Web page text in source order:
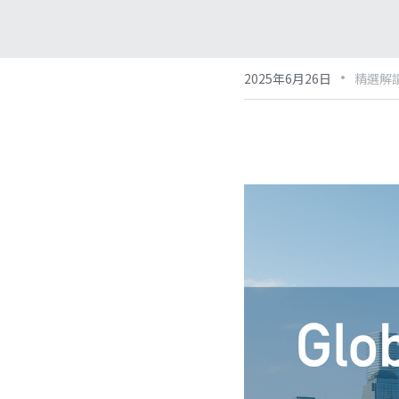
2025年6月26日 · 精選解